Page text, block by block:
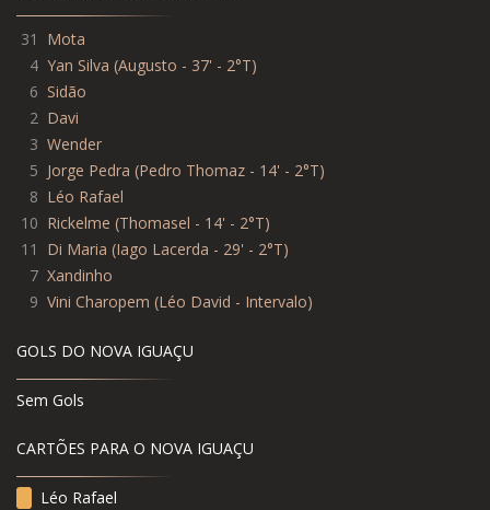
31
Mota
4 Yan Silva (Augusto - 37' - 2°T)
6 Sidão
2 Davi
3 Wender
5 Jorge Pedra (Pedro Thomaz - 14' - 2°T)
8 Léo Rafael
10 Rickelme (Thomasel - 14' - 2°T)
11
Di Maria (Iago Lacerda - 29' - 2°T)
7 Xandinho
9 Vini Charopem (Léo David - Intervalo)
GOLS DO NOVA IGUAÇU
Sem Gols
CARTÕES PARA O NOVA IGUAÇU
Léo Rafael